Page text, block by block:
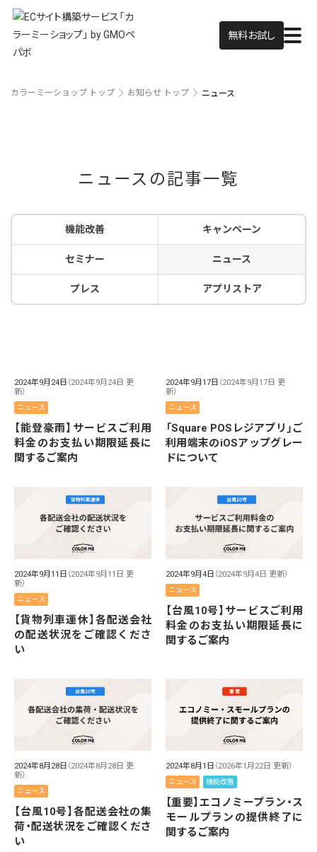
無料お試し
カラーミーショップ トップ お知らせ トップ ニュース
ニュースの記事一覧
機能改善 キャンペーン
セミナー ニュース
プレス アプリストア
2024年9月24日 （2024年9月24日 更
新）
ニュース
【能登豪雨】サービスご利用
料金のお支払い期限延長に
関するご案内
2024年9月17日 （2024年9月17日 更
新）
ニュース
「Square POSレジアプリ」ご
利用端末のiOSアップグレー
ドについて
2024年9月11日 （2024年9月11日 更
新）
ニュース
【貨物列車運休】各配送会社
の配送状況をご確認くださ
い
2024年9月4日 （2024年9月4日 更新）
ニュース
【台風10号】サービスご利用
料金のお支払い期限延長に
関するご案内
2024年8月28日 （2024年8月28日 更
新）
ニュース
【台風10号】各配送会社の集
荷・配送状況をご確認くださ
い
2024年8月1日 （2026年1月22日 更新）
ニュース 機能改善
【重要】エコノミープラン・ス
モールプランの提供終了に
関するご案内